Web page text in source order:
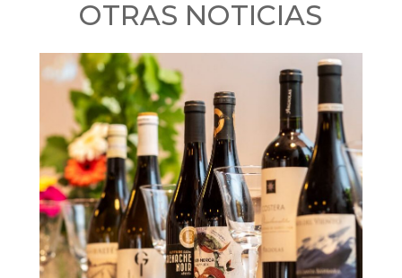
OTRAS NOTICIAS